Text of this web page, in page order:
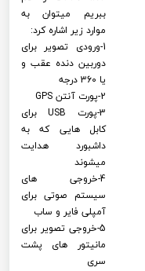
ببریم میتوان به
موارد زیر اشاره کرد:
1-ورودی تصویر برای
دوربین دنده عقب و
یا 360 درجه
2-پورت آنتن GPS
3-پورت USB برای
کابل هایی که به
داشبورد هدایت
میشوند
4-خروجی های
سیستم صوتی برای
آمپلی فایر و ساب
5-خروجی تصویر برای
مانیتور های پشت
سری